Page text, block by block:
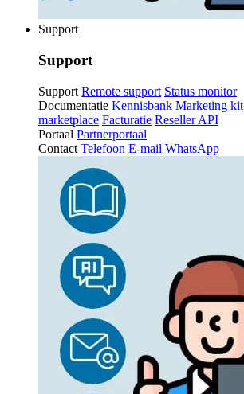
Support
Support
Support Remote support Status monitor
Documentatie Kennisbank Marketing kit
marketplace Facturatie Reseller API
Portaal Partnerportaal
Contact Telefoon E-mail WhatsApp